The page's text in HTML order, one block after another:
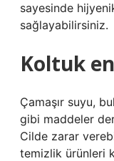
sayesinde
sağlayabilirsiniz.
Koltuk
Çamaşır suyu,
gibi maddeler
Cilde zarar
temizlik ürünleri